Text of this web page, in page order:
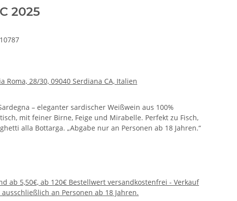
2025
Roma, 28/30, 09040 Serdiana CA, Italien
– eleganter sardischer Weißwein aus 100%
mit feiner Birne, Feige und Mirabelle. Perfekt zu Fisch,
alla Bottarga. „Abgabe nur an Personen ab 18 Jahren.“
ab 5,50€, ab 120€ Bestellwert versandkostenfrei - Verkauf
an Personen ab 18 Jahren.